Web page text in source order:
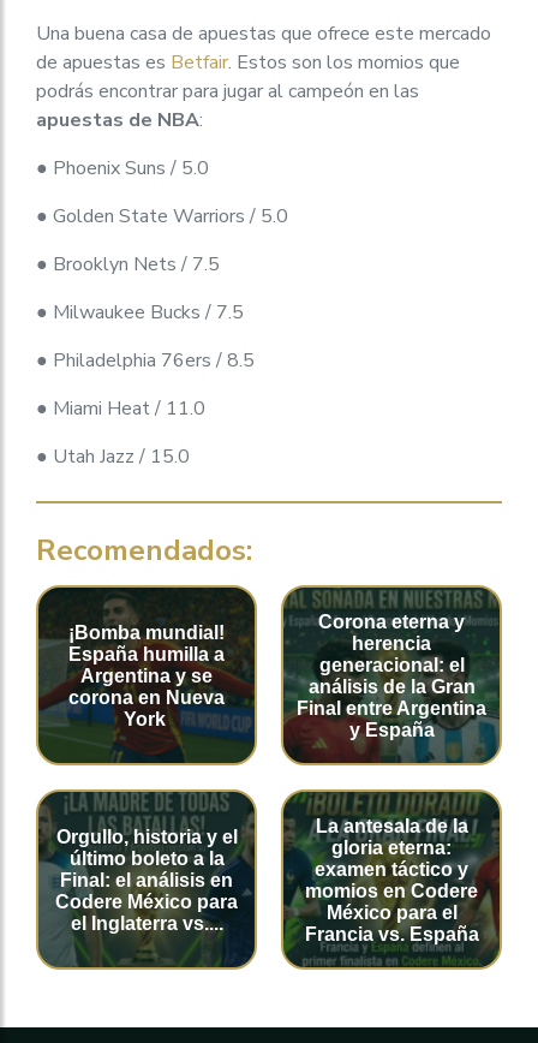
Una buena casa de apuestas que ofrece este mercado
de apuestas es Betfair. Estos son los momios que
podrás encontrar para jugar al campeón en las
apuestas de NBA:
● Phoenix Suns / 5.0
● Golden State Warriors / 5.0
● Brooklyn Nets / 7.5
● Milwaukee Bucks / 7.5
● Philadelphia 76ers / 8.5
● Miami Heat / 11.0
● Utah Jazz / 15.0
Recomendados:
¡Bomba mundial!
España humilla a
Argentina y se
corona en Nueva
York
Corona eterna y
herencia
generacional: el
análisis de la Gran
Final entre Argentina
y España
Orgullo, historia y el
último boleto a la
Final: el análisis en
Codere México para
el Inglaterra vs....
La antesala de la
gloria eterna:
examen táctico y
momios en Codere
México para el
Francia vs. España